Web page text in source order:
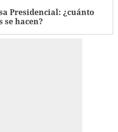
Presidencial: ¿cuánto
se hacen?